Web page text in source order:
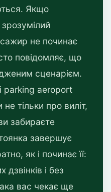
Якщо
не починає
повідомляє, що
сценарієм.
parking aeroport
тільки про виліт,
забираєте
завершує
як і починає її:
і без
вас чекає ще